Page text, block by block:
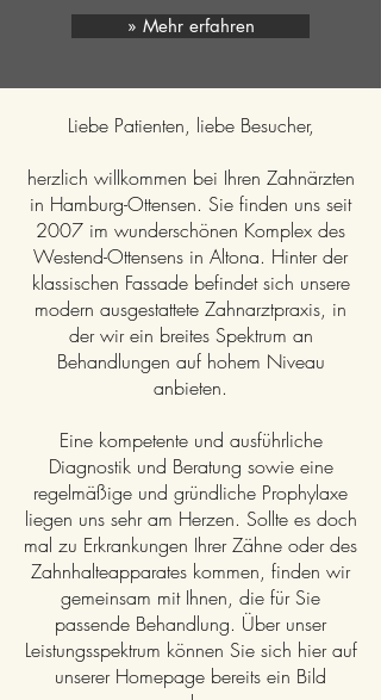
» Mehr erfahren
Liebe Patienten, liebe Besucher,
herzlich willkommen bei Ihren Zahnärzten
in Hamburg-Ottensen. Sie finden uns seit
2007 im wunderschönen Komplex des
Westend-Ottensens in Altona. Hinter der
klassischen Fassade befindet sich unsere
modern ausgestattete Zahnarztpraxis, in
der wir ein breites Spektrum an
Behandlungen auf hohem Niveau
anbieten.
Eine kompetente und ausführliche
Diagnostik und Beratung sowie eine
regelmäßige und gründliche Prophylaxe
liegen uns sehr am Herzen. Sollte es doch
mal zu Erkrankungen Ihrer Zähne oder des
Zahnhalteapparates kommen, finden wir
gemeinsam mit Ihnen, die für Sie
passende Behandlung. Über unser
Leistungsspektrum können Sie sich hier auf
unserer Homepage bereits ein Bild